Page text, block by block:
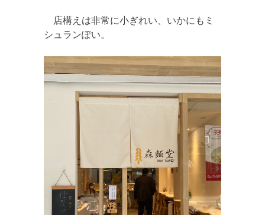
店構えは非常に小ぎれい、いかにもミ
シュランぽい。